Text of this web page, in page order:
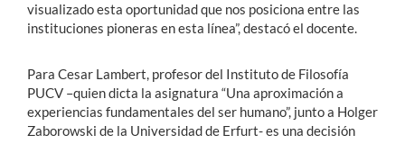
visualizado esta oportunidad que nos posiciona entre las
instituciones pioneras en esta línea”, destacó el docente.
Para Cesar Lambert, profesor del Instituto de Filosofía
PUCV –quien dicta la asignatura “Una aproximación a
experiencias fundamentales del ser humano”, junto a Holger
Zaborowski de la Universidad de Erfurt- es una decisión